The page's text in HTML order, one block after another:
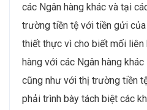
các Ngân hàng khác và tại
trường tiền tệ với tiền gửi
thiết thực vì cho biết mối
hàng với các Ngân hàng khác
cũng như với thị trường tiền
phải trình bày tách biệt các